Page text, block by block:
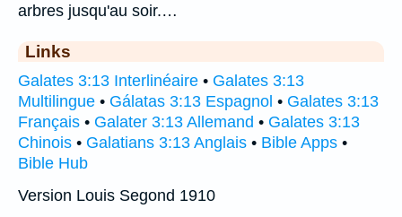
arbres jusqu'au soir.…
Links
Galates 3:13 Interlinéaire • Galates 3:13
Multilingue • Gálatas 3:13 Espagnol • Galates 3:13
Français • Galater 3:13 Allemand • Galates 3:13
Chinois • Galatians 3:13 Anglais • Bible Apps •
Bible Hub
Version Louis Segond 1910